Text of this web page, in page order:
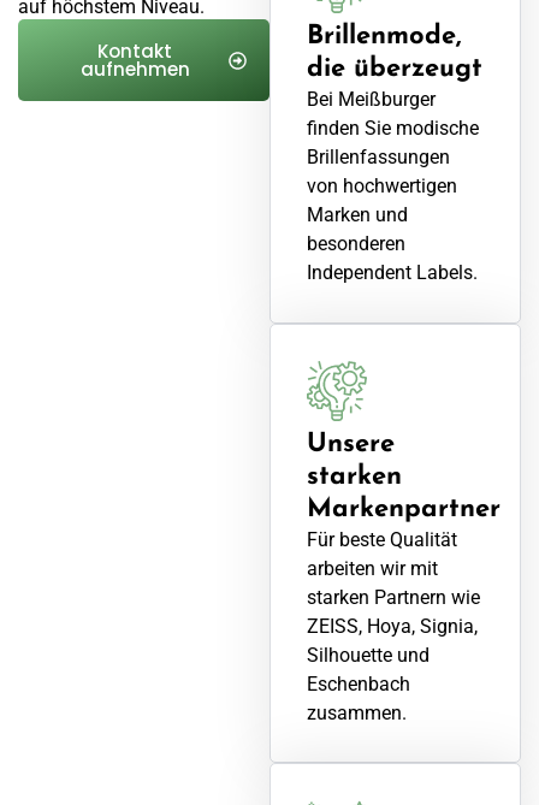
auf höchstem Niveau.
Kontakt
aufnehmen
Brillenmode,
die überzeugt
Bei Meißburger
finden Sie modische
Brillenfassungen
von hochwertigen
Marken und
besonderen
Independent Labels.
Unsere
starken
Markenpartner
Für beste Qualität
arbeiten wir mit
starken Partnern wie
ZEISS, Hoya, Signia,
Silhouette und
Eschenbach
zusammen.